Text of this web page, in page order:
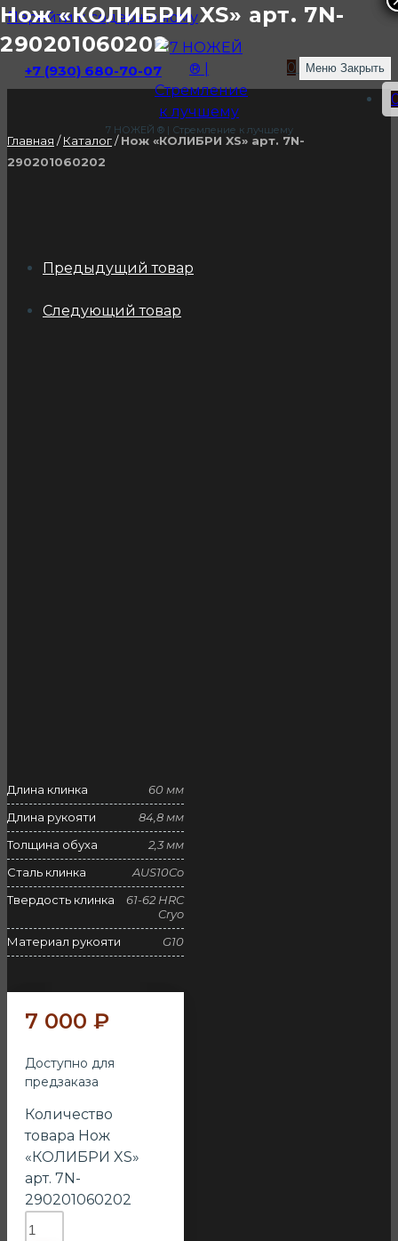
Перейти к содержимому
7 НОЖЕЙ ® | Стремление к лучшему
+7 (930) 680-70-07 0 Меню Закрыть
Главная /Каталог/Нож «КОЛИБРИ XS» арт. 7N-
290201060202
Предыдущий товар
Следующий товар
Нож «КОЛИБРИ XS» арт. 7N-
290201060202
Длина клинка
60 мм
Длина рукояти
84,8 мм
Толщина обуха
2,3 мм
Сталь клинка
AUS10Co
Твердость клинка
61-62 HRC
Cryo
Материал рукояти
G10
7 000 ₽
Доступно для
предзаказа
Количество
товара Нож
«КОЛИБРИ XS»
арт. 7N-
290201060202